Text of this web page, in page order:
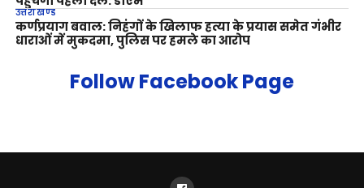
उत्तराखण्ड
कर्णप्रयाग बवाल: निहंगों के खिलाफ हत्या के प्रयास समेत गंभीर
धाराओं में मुकदमा, पुलिस पर हमले का आरोप
Follow Facebook Page